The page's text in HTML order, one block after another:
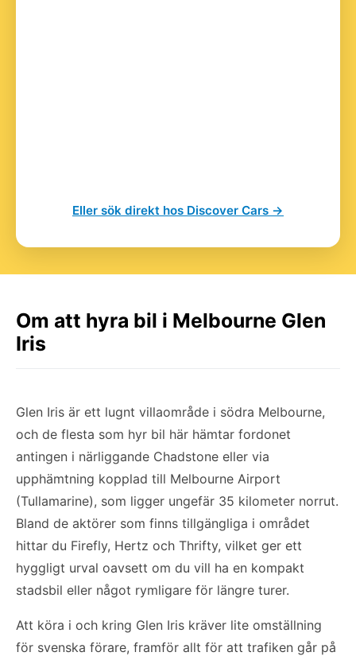
Eller sök direkt hos Discover Cars →
Om att hyra bil i Melbourne Glen
Iris
Glen Iris är ett lugnt villaområde i södra Melbourne,
och de flesta som hyr bil här hämtar fordonet
antingen i närliggande Chadstone eller via
upphämtning kopplad till Melbourne Airport
(Tullamarine), som ligger ungefär 35 kilometer norrut.
Bland de aktörer som finns tillgängliga i området
hittar du Firefly, Hertz och Thrifty, vilket ger ett
hyggligt urval oavsett om du vill ha en kompakt
stadsbil eller något rymligare för längre turer.
Att köra i och kring Glen Iris kräver lite omställning
för svenska förare, framför allt för att trafiken går på